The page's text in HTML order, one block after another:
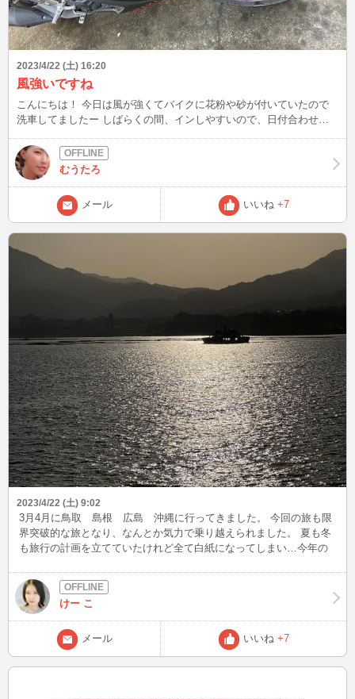
2023/4/22 (土) 16:20
風強いですね
こんにちは！ 今日は風が強くてバイクに花粉や砂が付いていたので
洗車してましたー しばらくの間、インしやすいので、日付合わせや
むうたろ
メール いいね +7
2023/4/22 (土) 9:02
3月4月に鳥取 島根 広島 沖縄に行ってきました。 今回の旅も限
界突破的な旅となり、なんとか気力で乗り越えられました。 夏も冬
も旅行の計画を立てていたけれど全て白紙になってしまい…今年の
しめる場所を探そうかなと思っています。
けー こ
メール いいね +7